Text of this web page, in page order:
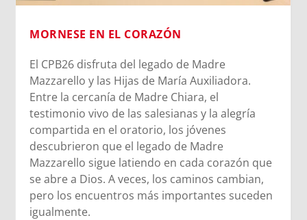
MORNESE EN EL CORAZÓN
El CPB26 disfruta del legado de Madre
Mazzarello y las Hijas de María Auxiliadora.
Entre la cercanía de Madre Chiara, el
testimonio vivo de las salesianas y la alegría
compartida en el oratorio, los jóvenes
descubrieron que el legado de Madre
Mazzarello sigue latiendo en cada corazón que
se abre a Dios. A veces, los caminos cambian,
pero los encuentros más importantes suceden
igualmente.